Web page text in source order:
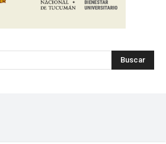
Buscar